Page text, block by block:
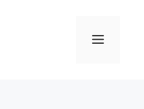
Menu